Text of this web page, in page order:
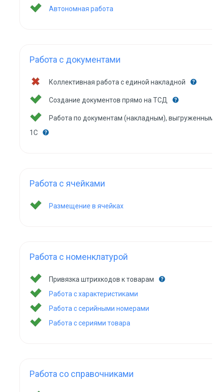
Автономная работа
Работа с документами
Коллективная работа с единой накладной
Создание документов прямо на ТСД
Работа по документам (накладным), выгруженным
1С
Работа с ячейками
Размещение в ячейках
Работа с номенклатурой
Привязка штрихкодов к товарам
Работа с характеристиками
Работа с серийными номерами
Работа с сериями товара
Работа со справочниками